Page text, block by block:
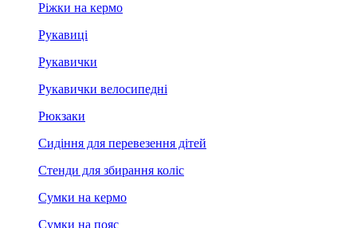
Ріжки на кермо
Рукавиці
Рукавички
Рукавички велосипедні
Рюкзаки
Сидіння для перевезення дітей
Стенди для збирання коліс
Сумки на кермо
Сумки на пояс